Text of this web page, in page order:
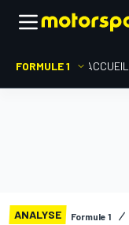
FORMULE 1 ACCUEIL
ANALYSE Formule 1